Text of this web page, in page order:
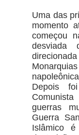
Uma das
momento
começou
desviada
Depois
guerras
Guerra
Islâmico